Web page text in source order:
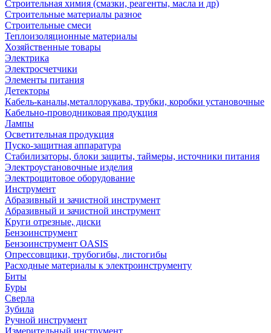
Строительная химия (смазки, реагенты, масла и др)
Строительные материалы разное
Строительные смеси
Теплоизоляционные материалы
Хозяйственные товары
Электрика
Электросчетчики
Элементы питания
Детекторы
Кабель-каналы,металлорукава, трубки, коробки установочные
Кабельно-проводниковая продукция
Лампы
Осветительная продукция
Пуско-защитная аппаратура
Стабилизаторы, блоки защиты, таймеры, источники питания
Электроустановочные изделия
Электрощитовое оборудование
Инструмент
Абразивный и зачистной инструмент
Абразивный и зачистной инструмент
Круги отрезные, диски
Бензоинструмент
Бензоинструмент OASIS
Опрессовщики, трубогибы, листогибы
Расходные материалы к электроинструменту
Биты
Буры
Сверла
Зубила
Ручной инструмент
Измерительный инструмент